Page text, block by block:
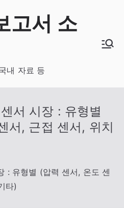
고서 소
내 자료 등
서 시장 : 유형별
서, 근접 센서, 위치
: 유형별 (압력 센서, 온도 센
타)